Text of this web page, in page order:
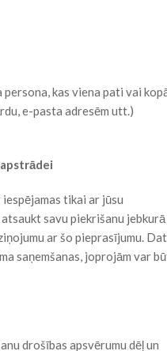
kas viena pati vai
e-pasta adresēm utt.)
tikai ar jūsu
savu piekrišanu jebkurā
ar šo pieprasījumu.
saņemšanas, joprojām var
drošības apsvērumu dēļ un